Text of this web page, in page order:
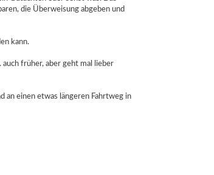
die Überweisung abgeben und
kann.
früher, aber geht mal lieber
an einen etwas längeren Fahrtweg in